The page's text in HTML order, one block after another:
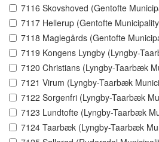
7116 Skovshoved (Gentofte
7117 Hellerup (Gentofte
7118 Maglegårds (Gentofte
7119 Kongens Lyngby (Lyngby-
7120 Christians (Lyngby-Taarbæk
7121 Virum (Lyngby-Taarbæk
7122 Sorgenfri (Lyngby-Taarbæk
7123 Lundtofte (Lyngby-Taarbæk
7124 Taarbæk (Lyngby-Taarbæk